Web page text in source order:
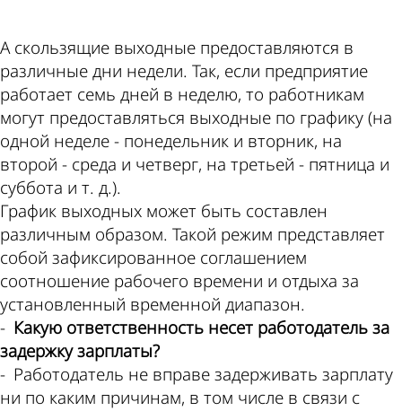
А скользящие выходные предоставляются в
различные дни недели. Так, если предприятие
работает семь дней в неделю, то работникам
могут предоставляться выходные по графику (на
одной неделе - понедельник и вторник, на
второй - среда и четверг, на третьей - пятница и
суббота и т. д.).
График выходных может быть составлен
различным образом. Такой режим представляет
собой зафиксированное соглашением
соотношение рабочего времени и отдыха за
установленный временной диапазон.
- Какую ответственность несет работодатель за
задержку зарплаты?
- Работодатель не вправе задерживать зарплату
ни по каким причинам, в том числе в связи с